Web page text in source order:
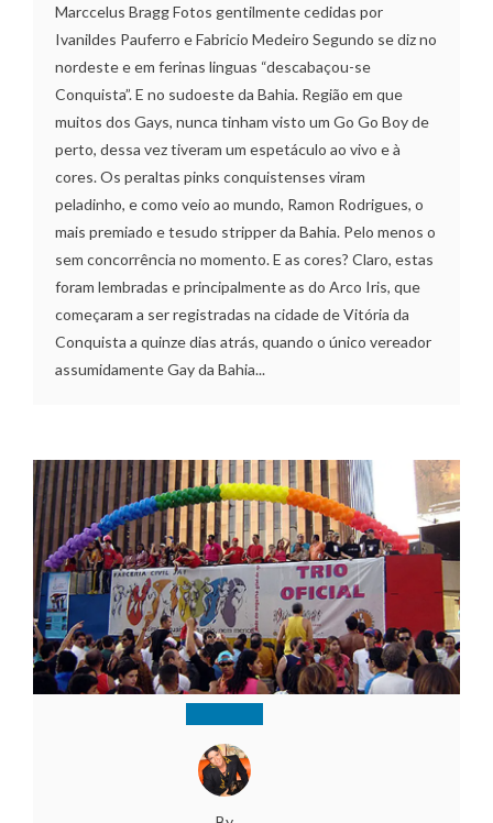
Marccelus Bragg Fotos gentilmente cedidas por
Ivanildes Pauferro e Fabricio Medeiro Segundo se diz no
nordeste e em ferinas linguas “descabaçou-se
Conquista”. E no sudoeste da Bahia. Região em que
muitos dos Gays, nunca tinham visto um Go Go Boy de
perto, dessa vez tiveram um espetáculo ao vivo e à
cores. Os peraltas pinks conquistenses viram
peladinho, e como veio ao mundo, Ramon Rodrigues, o
mais premiado e tesudo stripper da Bahia. Pelo menos o
sem concorrência no momento. E as cores? Claro, estas
foram lembradas e principalmente as do Arco Iris, que
começaram a ser registradas na cidade de Vitória da
Conquista a quinze dias atrás, quando o único vereador
assumidamente Gay da Bahia...